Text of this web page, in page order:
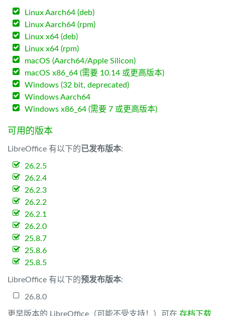
Linux Aarch64 (deb)
Linux Aarch64 (rpm)
Linux x64 (deb)
Linux x64 (rpm)
macOS (Aarch64/Apple Silicon)
macOS x86_64 (需要 10.14 或更高版本)
Windows (32 bit, deprecated)
Windows Aarch64
Windows x86_64 (需要 7 或更高版本)
可用的版本
LibreOffice 有以下的已发布版本:
26.2.5
26.2.4
26.2.3
26.2.2
26.2.1
26.2.0
25.8.7
25.8.6
25.8.5
LibreOffice 有以下的预发布版本:
26.8.0
更早版本的 LibreOffice（可能不受支持！）可在 存档下载